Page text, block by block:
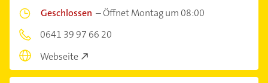
Geschlossen –Öffnet Montag um 08:00
0641 39 97 66 20
Webseite